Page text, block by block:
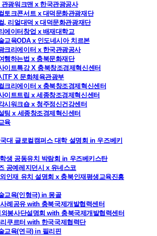
광워크맨 x 한국관광공사
토크콘서트 x 대덕문화관광재단
, 리얼대덕 x 대덕문화관광재단
에이터창업 x 배재대학교
교육ODA x 인도네시아 치르본
크리에이터 x 한국관광공사
행하는법 x 충북문화재단
이트특강 X 충북창조경제혁신센터
TF X 문화체육관광부
크리에이터 x 충북창조경제혁신센터
이트트립 x 세종창조경제혁신센터
시워크숍 x 청주정신건강센터
팅 x 세종창조경제혁신센터
육
대 글로컬캠퍼스 대학 설명회 in 우즈베키
생 공동유치 박람회 in 우즈베키스탄
공예레지던시 x 유네스코
인재 유치 설명회 x 충북인재평생교육진흥
교육(인형극) in 몽골
례공유 with 충북국제개발협력센터
봉사단설명회 with 충북국제개발협력센터
쿠르터 with 한국국제협력단
교육(연극) in 필리핀